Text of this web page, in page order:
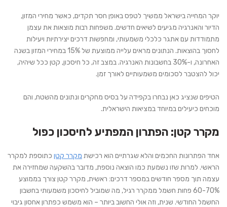
יוקר המחייה בישראל ממשיך לטפס באופן חסר תקדים, כאשר מחירי המזון,
הדיור והאנרגיה מגיעים לשיאים חדשים. משפחות רבות מוצאות את עצמן
מתמודדות עם אתגר כלכלי משמעותי, ומחפשות דרכים יצירתיות ויעילות
לחסוך בהוצאות. הנתונים מראים עלייה ממוצעת של 15% במחירי המזון בשנה
האחרונה, ו-30% בחשבונות האנרגיה. במצב זה, כל חיסכון, קטן ככל שיהיה,
יכול להצטבר לסכומים משמעותיים לאורך זמן.
הטיפים שנציג כאן נבחרו בקפידה על בסיס מחקרים ונתונים מהשטח, והם
מוכחים כיעילים במיוחד במציאות הישראלית.
מקרר קטן: הפתרון המפתיע לחיסכון כפול
אחד הפתרונות החכמים והלא שגרתיים הוא רכישת מקרר קטן כתוספת למקרר
הראשי. למרות שזו נשמעת כמו הוצאה נוספת, מדובר בהשקעה שמחזירה את
עצמה תוך מספר חודשים במספר דרכים: ראשית, מקרר קטן צורך בממוצע
60-70% פחות חשמל ממקרר רגיל, מה שמוביל לחיסכון משמעותי בחשבון
החשמל החודשי. שנית, וזה אולי החשוב ביותר – הוא משמש כפתרון אחסון גיבוי